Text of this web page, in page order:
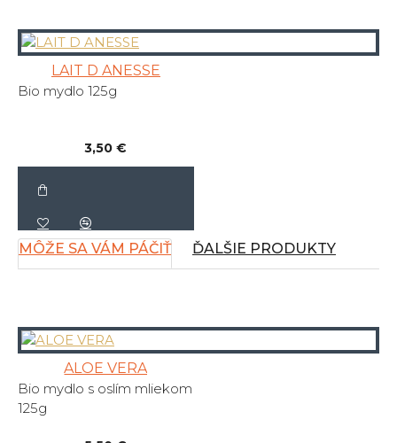
LAIT D ANESSE
Bio mydlo 125g
3,50 €
MÔŽE SA VÁM PÁČIŤ ĎALŠIE PRODUKTY
ALOE VERA
Bio mydlo s oslím mliekom
125g